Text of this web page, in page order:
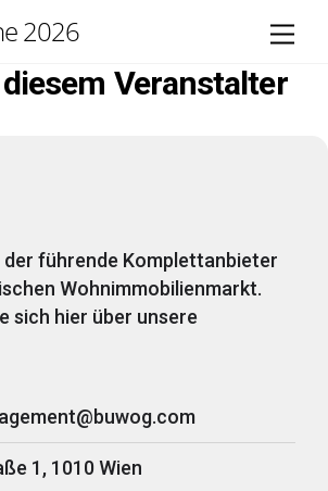
2026
Veranstalter
der führende Komplettanbieter
Wohnimmobilienmarkt.
sich hier über unsere
1, 1010 Wien